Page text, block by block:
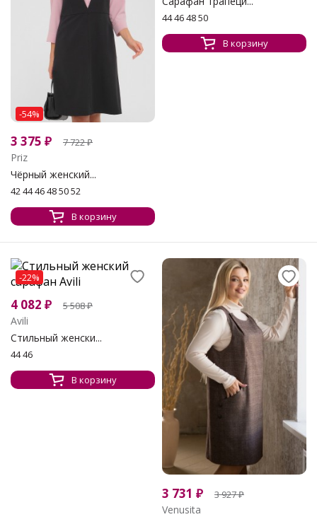
-54%
3 375 ₽ 7 722₽
Priz
Чёрный женский...
42 44 46 48 50 52
В корзину
44 46 48 50
В корзину
-22%
4 082 ₽ 5 508₽
Avili
Стильный женски...
44 46
В корзину
3 731 ₽ 3 927₽
Venusita